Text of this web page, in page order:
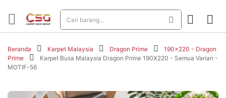
Beranda Karpet Malaysia Dragon Prime
190x220 - Dragon
Prime
Karpet Busa Malaysia Dragon Prime 190X220 - Semua Varian -
MOTIF-56